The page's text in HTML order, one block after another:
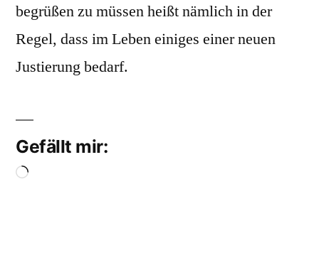
begrüßen zu müssen heißt nämlich in der
Regel, dass im Leben einiges einer neuen
Justierung bedarf.
Gefällt mir:
Wird